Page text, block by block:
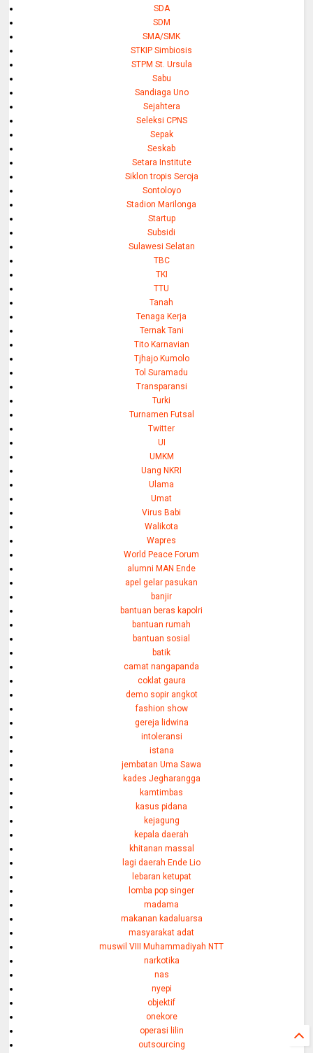
SDA
SDM
SMA/SMK
STKIP Simbiosis
STPM St. Ursula
Sabu
Sandiaga Uno
Sejahtera
Seleksi CPNS
Sepak
Seskab
Setara Institute
Siklon tropis Seroja
Sontoloyo
Stadion Marilonga
Startup
Subsidi
Sulawesi Selatan
TBC
TKI
TTU
Tanah
Tenaga Kerja
Ternak Tani
Tito Karnavian
Tjhajo Kumolo
Tol Suramadu
Transparansi
Turki
Turnamen Futsal
Twitter
UI
UMKM
Uang NKRI
Ulama
Umat
Virus Babi
Walikota
Wapres
World Peace Forum
alumni MAN Ende
apel gelar pasukan
banjir
bantuan beras kapolri
bantuan rumah
bantuan sosial
batik
camat nangapanda
coklat gaura
demo sopir angkot
fashion show
gereja lidwina
intoleransi
istana
jembatan Uma Sawa
kades Jegharangga
kamtimbas
kasus pidana
kejagung
kepala daerah
khitanan massal
lagi daerah Ende Lio
lebaran ketupat
lomba pop singer
madama
makanan kadaluarsa
masyarakat adat
muswil VIII Muhammadiyah NTT
narkotika
nas
nyepi
objektif
onekore
operasi lilin
outsourcing